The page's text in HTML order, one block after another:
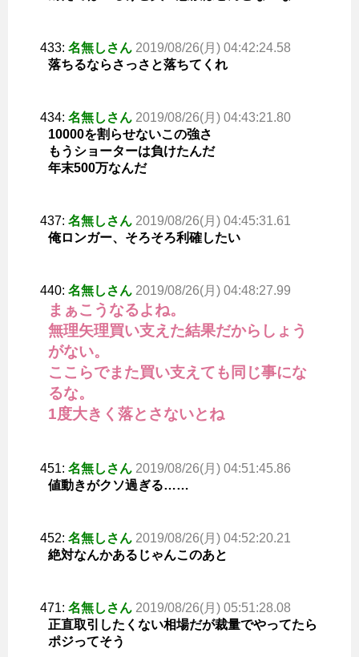
433: 名無しさん 2019/08/26(月) 04:42:24.58
落ちるならさっさと落ちてくれ
434: 名無しさん 2019/08/26(月) 04:43:21.80
10000を割らせないこの強さ
もうショーターは負けたんだ
年末500万なんだ
437: 名無しさん 2019/08/26(月) 04:45:31.61
俺ロンガー、そろそろ利確したい
440: 名無しさん 2019/08/26(月) 04:48:27.99
まぁこうなるよね。
無理矢理買い支えた結果だからしょう
がない。
ここらでまた買い支えても同じ事にな
るな。
1度大きく落とさないとね
451: 名無しさん 2019/08/26(月) 04:51:45.86
値動きがクソ過ぎる……
452: 名無しさん 2019/08/26(月) 04:52:20.21
絶対なんかあるじゃんこのあと
471: 名無しさん 2019/08/26(月) 05:51:28.08
正直取引したくない相場だが裁量でやってたら
ポジってそう